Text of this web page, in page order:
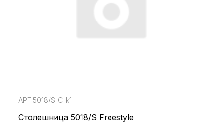
АРТ.5018/S_С_k1
Столешница 5018/S Freestyle